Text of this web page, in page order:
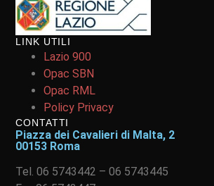
LINK UTILI
Lazio 900
Opac SBN
Opac RML
Policy Privacy
CONTATTI
Piazza dei Cavalieri di Malta, 2
00153 Roma
Tel. 06 5743442 – 06 5743445